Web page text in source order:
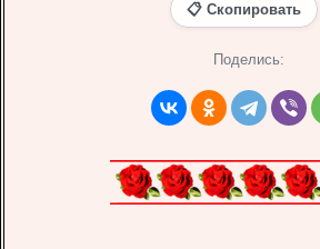
📋 Скопировать
Поделись: